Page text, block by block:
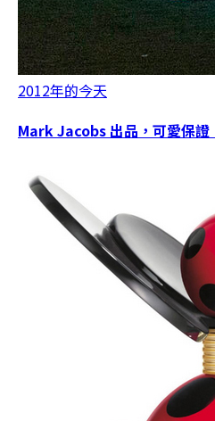
2012年的今天
Mark Jacobs 出品，可愛保證